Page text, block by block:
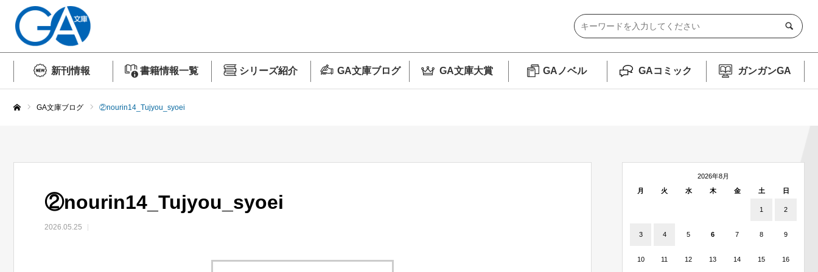
新刊情報 書籍情報一覧 シリーズ紹介 GA文庫ブログ GA文庫大賞 GAノベル GAコミック ガンガンGA
GA文庫ブログ ②nourin14_Tujyou_syoei
②nourin14_Tujyou_syoei
2026.05.25
2026年8月
月
火 水 木 金 土 日
1 2
3 4 5 6 7 8 9
10 11 12 13 14 15 16